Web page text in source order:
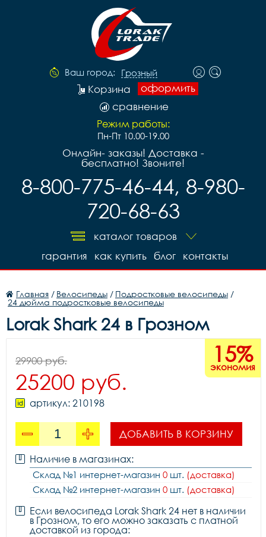
Ваш город: Грозный
оформить
Корзина
сравнение
Режим работы:
Пн-Пт 10.00-19.00
Онлайн- заказы! Доставка -
бесплатно! Звоните!
8-800-775-46-44, 8-980-
720-68-63
каталог товаров
контакты
блог
как купить
гарантия
Главная / Велосипеды / Подростковые велосипеды /
24 дюйма подростковые велосипеды
Lorak Shark 24 в Грозном
15%
экономия
29900 руб.
25200 руб.
артикул: 210198
ДОБАВИТЬ В КОРЗИНУ
Наличие в магазинах:
Склад №1 интернет-магазин 0 шт. (доставка)
Склад №2 интернет-магазин 0 шт. (доставка)
Если велосипеда Lorak Shark 24 нет в наличии
в Грозном, то его можно заказать с платной
доставкой из города: